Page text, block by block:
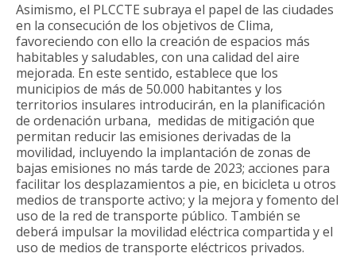
Asimismo, el PLCCTE subraya el papel de las ciudades
en la consecución de los objetivos de Clima,
favoreciendo con ello la creación de espacios más
habitables y saludables, con una calidad del aire
mejorada. En este sentido, establece que los
municipios de más de 50.000 habitantes y los
territorios insulares introducirán, en la planificación
de ordenación urbana, medidas de mitigación que
permitan reducir las emisiones derivadas de la
movilidad, incluyendo la implantación de zonas de
bajas emisiones no más tarde de 2023; acciones para
facilitar los desplazamientos a pie, en bicicleta u otros
medios de transporte activo; y la mejora y fomento del
uso de la red de transporte público. También se
deberá impulsar la movilidad eléctrica compartida y el
uso de medios de transporte eléctricos privados.